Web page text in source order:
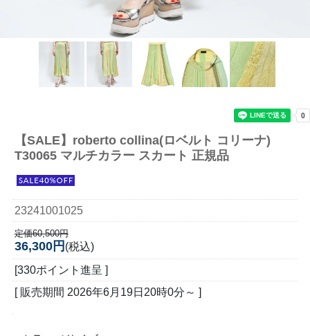
【SALE】 roberto collina(ロベルト コリーナ)
T30065 マルチカラー スカート 正規品
23241001025
定価60,500円
36,300円 (税込)
[330ポイント進呈 ]
[ 販売期間 2026年6月19日20時0分 ～ ]